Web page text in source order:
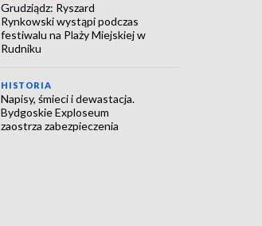
Grudziądz: Ryszard
Rynkowski wystąpi podczas
festiwalu na Plaży Miejskiej w
Rudniku
HISTORIA
Napisy, śmieci i dewastacja.
Bydgoskie Exploseum
zaostrza zabezpieczenia